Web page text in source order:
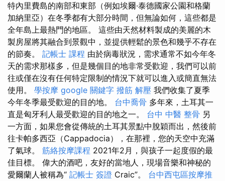
特內里費島的南部和東部（例如埃爾·泰德國家公園和格蘭
加納里亞）在冬季都有大部分時間，但無論如何，這些都是
全年島上最熱門的地區。 這些由天然材料製成的美麗的木
製房屋將其融合到景觀中，並提供輕鬆的景色和幾乎不存在
的節奏。 記帳士 課程 由於病毒狀況，需求通常不如今年冬
天的需求那樣多，但是幾個目的地非常受歡迎，我們可以前
往或僅在沒有任何特定限制的情況下就可以進入或簡直無法
使用。 學按摩 google 關鍵字 撥筋 解壓 我們收集了夏季
今年冬季最受歡迎的目的地。 台中喬骨 多年來，土耳其一
直是匈牙利人最受歡迎的目的地之一。 台中 中醫 整骨 另
一方面，如果您會從傳統的土耳其景點中脫穎而出，然後前
往卡帕多西亞（Cappadocia），在那裡，您的天空中充滿
了氣球。 筋絡按摩課程 2021年2月，與孩子一起度假的最
佳目標。 偉大的酒吧，友好的當地人，現場音樂和神秘的
愛爾蘭人被稱為“ 記帳士 簽證 Craic”。 台中西屯區按摩推